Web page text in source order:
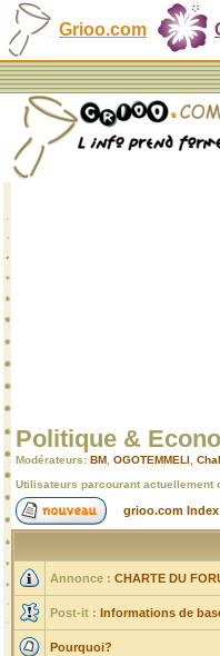
Grioo.com
Politique &
Modérateurs: BM OGOTEMMELI
Utilisateurs parcourant actuellement
grioo.com
Annonce : CHARTE DU
Post-it : Informations de
Pourquoi?